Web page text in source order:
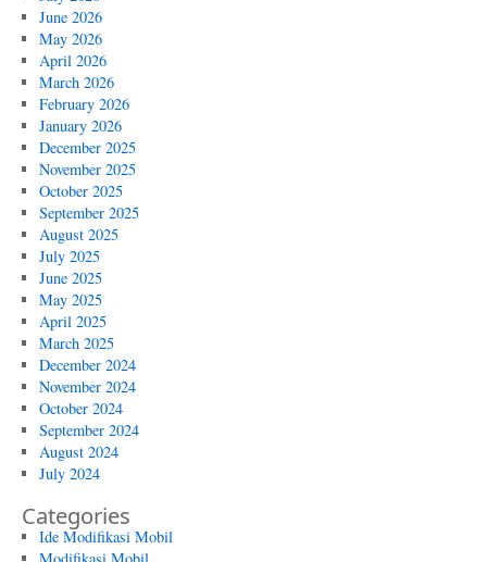
June 2026
May 2026
April 2026
March 2026
February 2026
January 2026
December 2025
November 2025
October 2025
September 2025
August 2025
July 2025
June 2025
May 2025
April 2025
March 2025
December 2024
November 2024
October 2024
September 2024
August 2024
July 2024
Categories
Ide Modifikasi Mobil